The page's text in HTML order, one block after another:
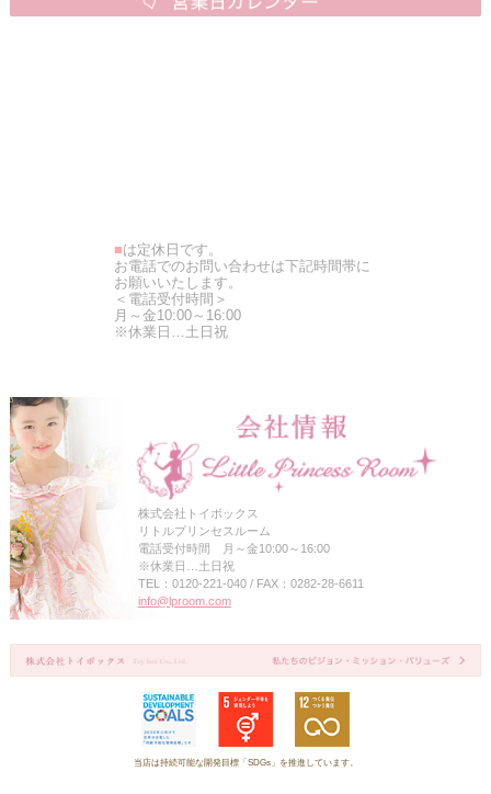
■は定休日です。
お電話でのお問い合わせは下記時間帯に
お願いいたします。
＜電話受付時間＞
月～金10:00～16:00
※休業日…土日祝
株式会社トイボックス
リトルプリンセスルーム
電話受付時間 月～金10:00～16:00
※休業日…土日祝
TEL：0120-221-040 / FAX：0282-28-6611
info@lproom.com
当店は持続可能な開発目標「SDGs」を推進しています。